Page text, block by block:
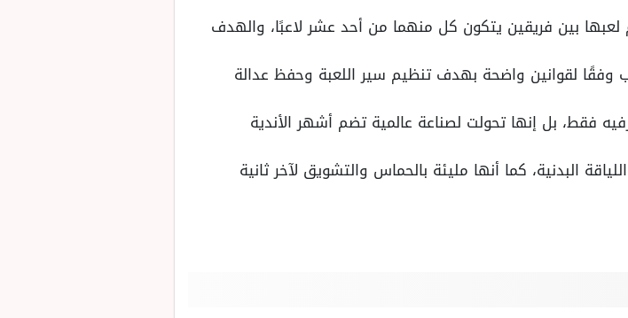
لعبها بين فريقين يتكون كل منهما من أحد عشر لاعبًا، والهدف
وفقًا لقوانين واضحة بهدف تنظيم سير اللعبة وحفظ عدالة
فقط، بل إنها تحولت لصناعة عالمية تضم أشهر الأندية
البدنية، كما أنها مليئة بالحماس والتشويق لآخر ثانية